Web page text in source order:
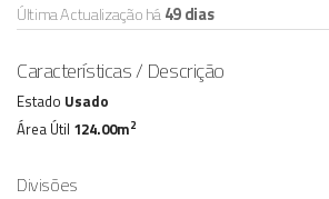
Última Actualização há49 dias
Características / Descrição
Estado Usado
Área Útil 124.00m2
Divisões